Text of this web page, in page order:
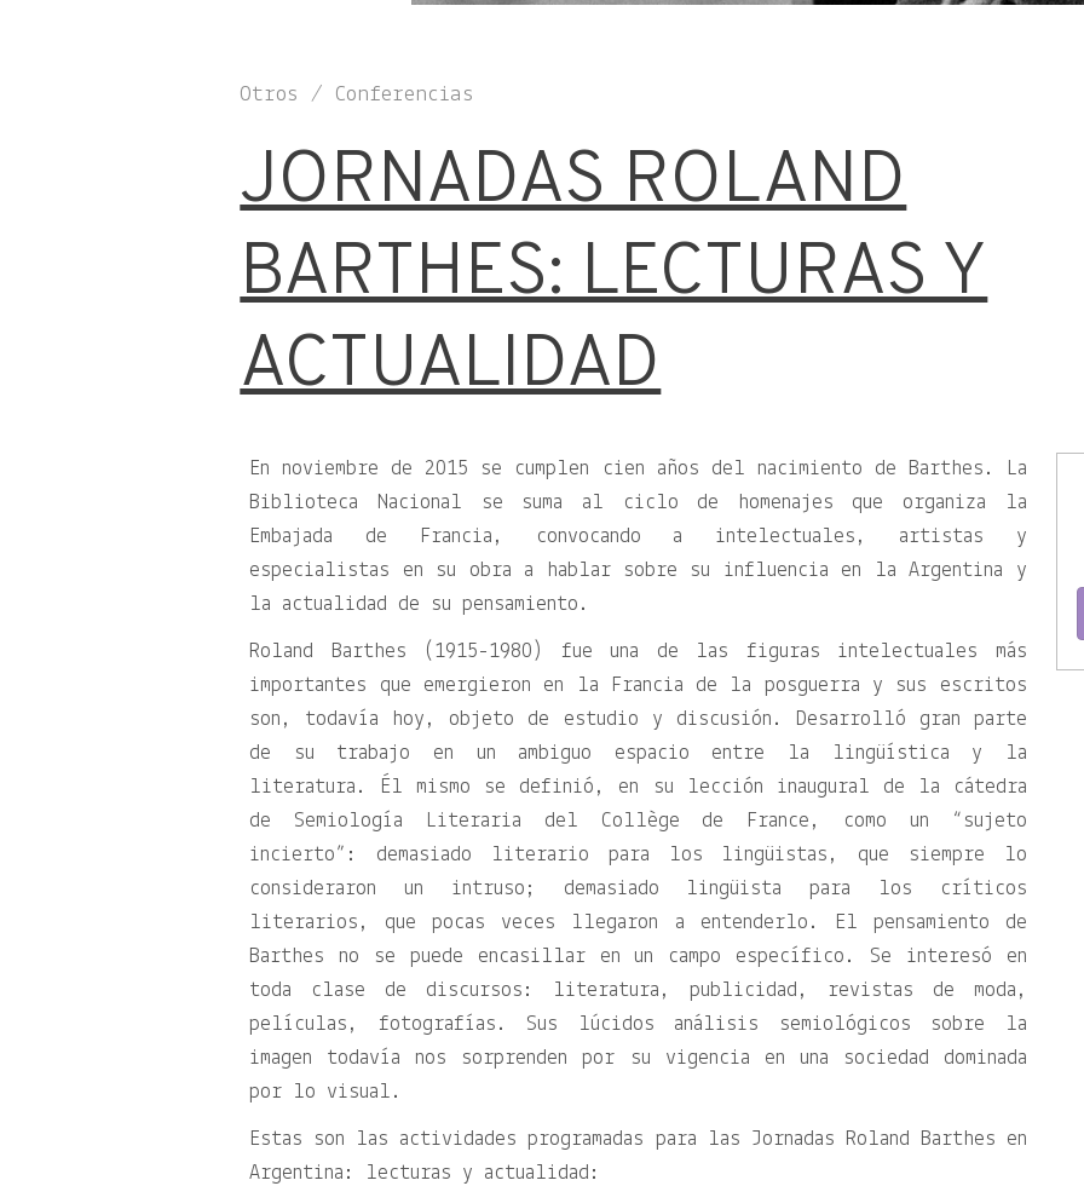
Otros / Conferencias
JORNADAS ROLAND
BARTHES: LECTURAS Y
ACTUALIDAD
En noviembre de 2015 se cumplen cien años del nacimiento de Barthes. La
Biblioteca Nacional se suma al ciclo de homenajes que organiza la
Embajada de Francia, convocando a intelectuales, artistas y
especialistas en su obra a hablar sobre su influencia en la Argentina y
la actualidad de su pensamiento.
Roland Barthes (1915-1980) fue una de las figuras intelectuales más
importantes que emergieron en la Francia de la posguerra y sus escritos
son, todavía hoy, objeto de estudio y discusión. Desarrolló gran parte
de su trabajo en un ambiguo espacio entre la lingüística y la
literatura. Él mismo se definió, en su lección inaugural de la cátedra
de Semiología Literaria del Collège de France, como un “sujeto
incierto”: demasiado literario para los lingüistas, que siempre lo
consideraron un intruso; demasiado lingüista para los críticos
literarios, que pocas veces llegaron a entenderlo. El pensamiento de
Barthes no se puede encasillar en un campo específico. Se interesó en
toda clase de discursos: literatura, publicidad, revistas de moda,
películas, fotografías. Sus lúcidos análisis semiológicos sobre la
imagen todavía nos sorprenden por su vigencia en una sociedad dominada
por lo visual.
Estas son las actividades programadas para las Jornadas Roland Barthes en
Argentina: lecturas y actualidad: